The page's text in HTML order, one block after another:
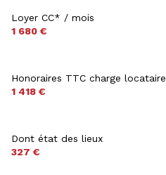
Loyer CC* / mois
1 680 €
Honoraires TTC charge locataire
1 418 €
Dont état des lieux
327 €